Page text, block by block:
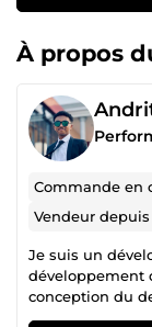
À propos
Commande en
Vendeur
Je suis un
développement
conception du
produit fini. Je